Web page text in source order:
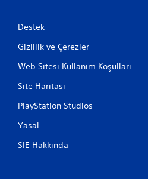
Destek
Gizlilik ve Çerezler
Web Sitesi Kullanım Koşulları
Site Haritası
PlayStation Studios
Yasal
SIE Hakkında